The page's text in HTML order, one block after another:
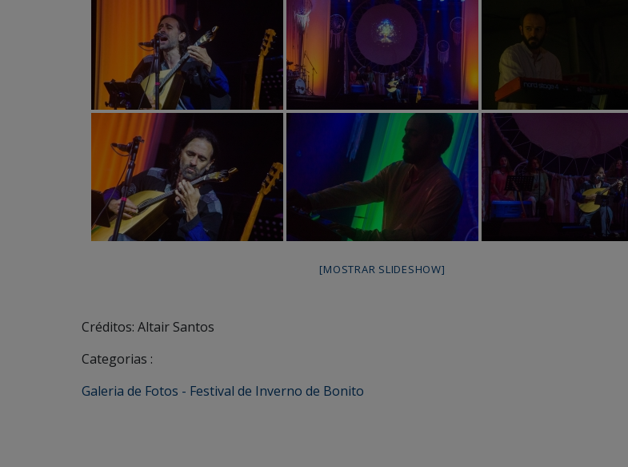
[MOSTRAR SLIDESHOW]
Créditos: Altair Santos
Categorias :
Galeria de Fotos - Festival de Inverno de Bonito